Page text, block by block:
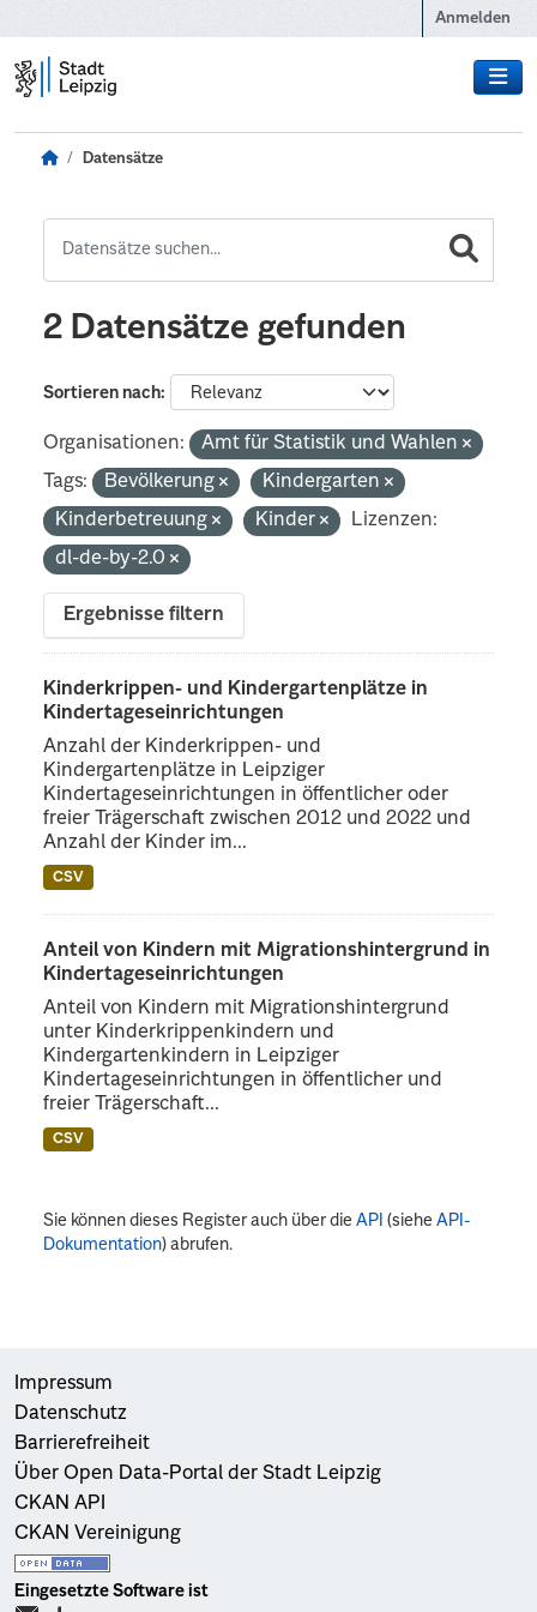
Anmelden
Datensätze
2 Datensätze gefunden
Sortieren nach
Organisationen:
Amt für Statistik und Wahlen
Tags:
Bevölkerung
Kindergarten
Kinderbetreuung
Kinder
Lizenzen:
dl-de-by-2.0
Ergebnisse filtern
Kinderkrippen- und Kindergartenplätze in
Kindertageseinrichtungen
Anzahl der Kinderkrippen- und
Kindergartenplätze in Leipziger
Kindertageseinrichtungen in öffentlicher oder
freier Trägerschaft zwischen 2012 und 2022 und
Anzahl der Kinder im...
CSV
Anteil von Kindern mit Migrationshintergrund in
Kindertageseinrichtungen
Anteil von Kindern mit Migrationshintergrund
unter Kinderkrippenkindern und
Kindergartenkindern in Leipziger
Kindertageseinrichtungen in öffentlicher und
freier Trägerschaft...
CSV
Sie können dieses Register auch über dieAPI (sieheAPI-
Dokumentation) abrufen.
Impressum
Datenschutz
Barrierefreiheit
Über Open Data-Portal der Stadt Leipzig
CKAN API
CKAN Vereinigung
Eingesetzte Software ist